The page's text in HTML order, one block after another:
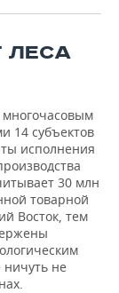
ЛЕСА
14 субъектов
исполнения
30 млн
товарной
Восток, тем
ничуть не